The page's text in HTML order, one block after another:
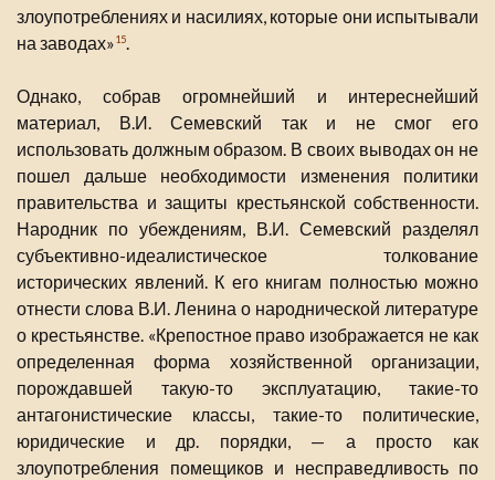
злоупотреблениях и насилиях, которые они испытывали
на заводах»15.
Однако, собрав огромнейший и интереснейший
материал, В.И. Семевский так и не смог его
использовать должным образом. В своих выводах он не
пошел дальше необходимости изменения политики
правительства и защиты крестьянской собственности.
Народник по убеждениям, В.И. Семевский разделял
субъективно-идеалистическое толкование
исторических явлений. К его книгам полностью можно
отнести слова В.И. Ленина о народнической литературе
о крестьянстве. «Крепостное право изображается не как
определенная форма хозяйственной организации,
порождавшей такую-то эксплуатацию, такие-то
антагонистические классы, такие-то политические,
юридические и др. порядки, — а просто как
злоупотребления помещиков и несправедливость по